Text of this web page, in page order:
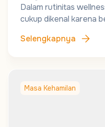
Dalam rutinitas
cukup dikenal karena
Selengkapnya
Masa Kehamilan